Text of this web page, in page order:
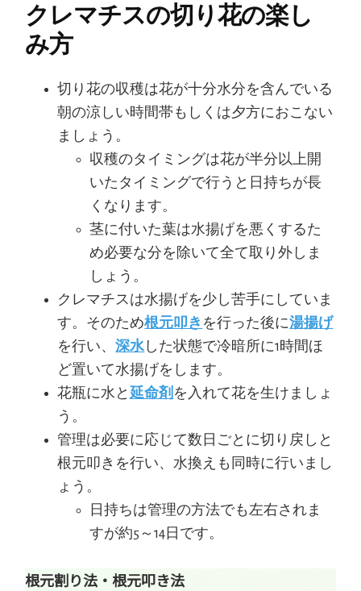
クレマチスの切り花の楽し
み方
切り花の収穫は花が十分水分を含んでいる
朝の涼しい時間帯もしくは夕方におこない
ましょう。
収穫のタイミングは花が半分以上開
いたタイミングで行うと日持ちが長
くなります。
茎に付いた葉は水揚げを悪くするた
め必要な分を除いて全て取り外しま
しょう。
クレマチスは水揚げを少し苦手にしていま
す。そのため根元叩き を行った後に湯揚げ
を行い、深水 した状態で冷暗所に1時間ほ
ど置いて水揚げをします。
花瓶に水と 延命剤 を入れて花を生けましょ
う。
管理は必要に応じて数日ごとに切り戻しと
根元叩きを行い、水換えも同時に行いまし
ょう。
日持ちは管理の方法でも左右されま
すが約5～14日です。
根元割り法・根元叩き法